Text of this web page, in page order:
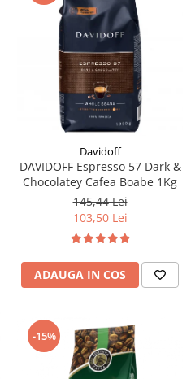
Davidoff
DAVIDOFF Espresso 57 Dark &
Chocolatey Cafea Boabe 1Kg
145,44 Lei
103,50 Lei
ADAUGA IN COS
-15%